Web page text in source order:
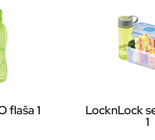
flaša 1 LocknLock
1